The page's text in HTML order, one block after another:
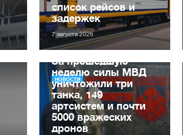
список рейсов и
задержек
7 августа 2026
НОВОСТИ
За прошедшую
неделю силы МВД
уничтожили три
танка, 149
артсистем и почти
5000 вражеских
дронов